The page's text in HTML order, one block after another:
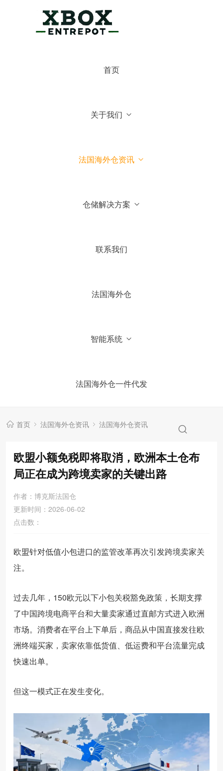
首页
关于我们
法国海外仓资讯
仓储解决方案
联系我们
法国海外仓
智能系统
法国海外仓一件代发
首页 法国海外仓资讯 法国海外仓资讯
欧盟小额免税即将取消，欧洲本土仓布
局正在成为跨境卖家的关键出路
作者：博克斯法国仓
更新时间：2026-06-02
点击数：
欧盟针对低值小包进口的监管改革再次引发跨境卖家关
注。
过去几年，150欧元以下小包关税豁免政策，长期支撑
了中国跨境电商平台和大量卖家通过直邮方式进入欧洲
市场。消费者在平台上下单后，商品从中国直接发往欧
洲终端买家，卖家依靠低货值、低运费和平台流量完成
快速出单。
但这一模式正在发生变化。
3.我们可以到法国参观你们仓
4.你们国内有公司吗？